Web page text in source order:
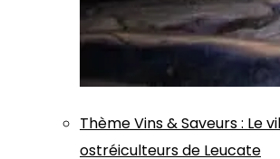
ThèmeVins & Saveurs: Le
ostréiculteurs de Leucate